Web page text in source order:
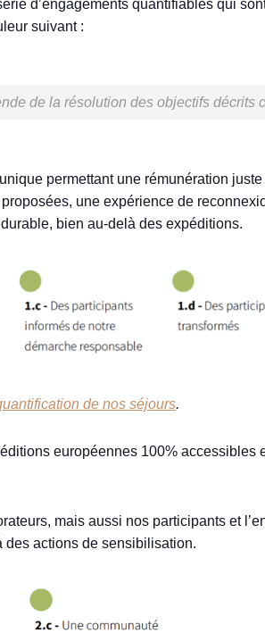
d’engagements quantifiables qui
suivant :
de la résolution des objectifsdécrits
permettant une rémunération
une expérience de
bien au-delà des expéditions.
de nos séjours
européennes 100%
mais aussi nos participants et
des actions de sensibilisation.